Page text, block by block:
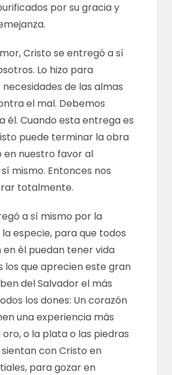
por su gracia y
Cristo se entregó a sí
Lo hizo para
de las almas
el mal. Debemos
él. Cuando esta entrega es
puede terminar la obra
en nuestro favor al
mismo. Entonces nos
totalmente.
a sí mismo por la
especie, para que todos
en él puedan tener vida
los que aprecien este gran
del Salvador el más
los dones: Un corazón
una experiencia más
oro, o la plata o las piedras
sientan con Cristo en
para gozar en